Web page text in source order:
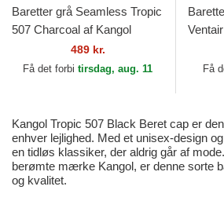
Baretter grå Seamless Tropic
507 Charcoal af Kangol
489 kr.
Få det forbi tirsdag, aug. 11 Få
Kangol Tropic 507 Black Beret cap er
enhver lejlighed. Med et unisex-design
en tidløs klassiker, der aldrig går af
berømte mærke Kangol, er denne sorte
og kvalitet.